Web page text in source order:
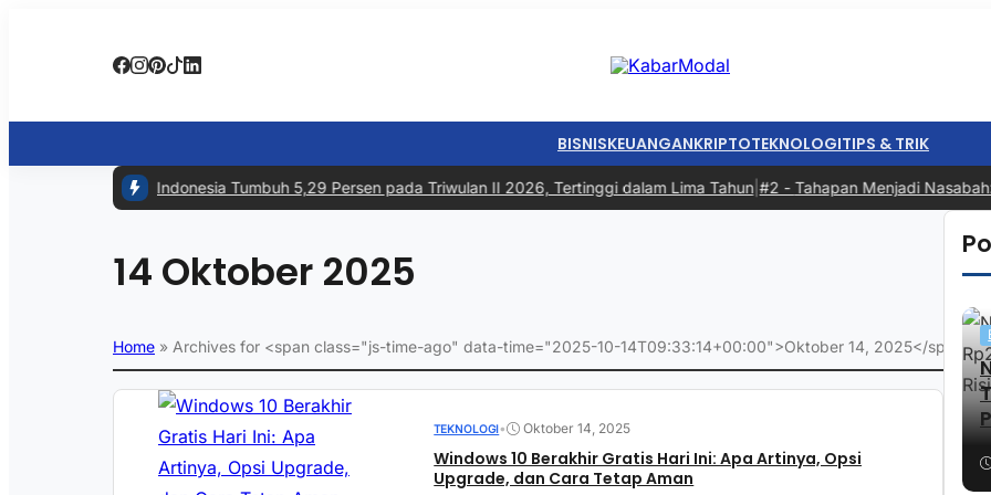
BISNISKEUANGANKRIPTOTEKNOLOGITIPS & TRIK
Ekonomi Indonesia Tumbuh 5,29 Persen pada Triwulan II 2026, Tertinggi dalam Lima Tahun|#2 -Tahapan Menjadi Nasabah:
14 Oktober 2025
Home » Archives for <span class="js-time-ago" data-time="2025-10-14T09:33:14+00:00">Oktober 14, 2025</span>
TEKNOLOGI• Oktober 14, 2025
Windows 10 Berakhir Gratis Hari Ini: Apa Artinya, Opsi
Upgrade, dan Cara Tetap Aman